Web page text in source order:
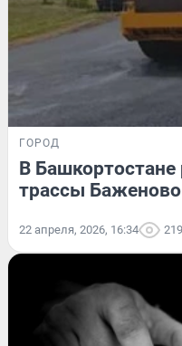
ГОРОД
В
трассы
22 апреля, 2026, 16:34 219